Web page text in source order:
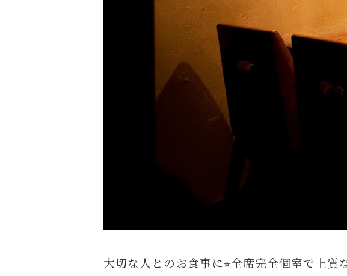
大切な人とのお食事に⭐︎全席完全個室で上